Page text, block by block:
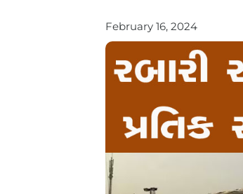
February 16, 2024